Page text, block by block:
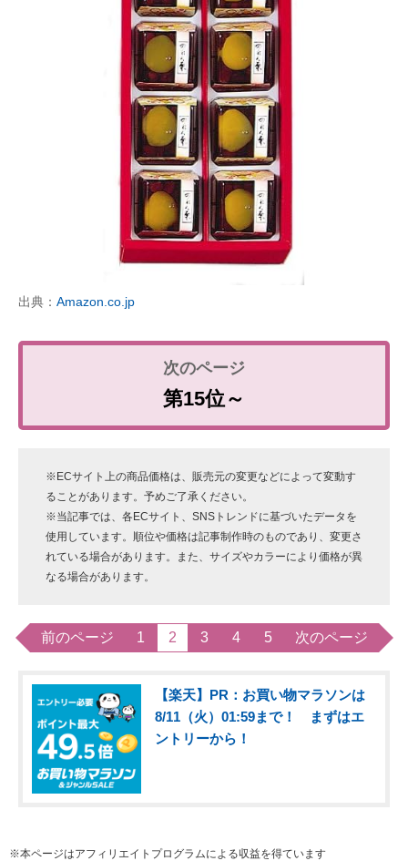
出典： Amazon.co.jp
第15位～
※ECサイト上の商品価格は、販売元の変更などによって変動す
ることがあります。予めご了承ください。
※当記事では、各ECサイト、SNSトレンドに基づいたデータを
使用しています。順位や価格は記事制作時のものであり、変更さ
れている場合があります。また、サイズやカラーにより価格が異
なる場合があります。
前のページ 1 2 3 4 5 次のページ
【楽天】PR：お買い物マラソンは
8/11（火）01:59まで！ まずはエ
ントリーから！
※本ページはアフィリエイトプログラムによる収益を得ています